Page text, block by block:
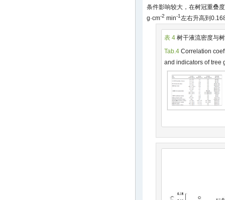
条件影响较大，在树冠重叠
g·cm-2 min-1左右升高到
表 4 树干液流密度与
Tab.4 Correlation
and indicators of tree